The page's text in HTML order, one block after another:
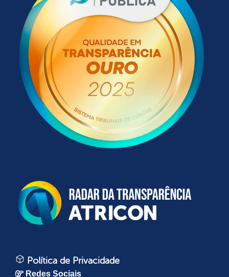
Política de Privacidade
Redes Sociais